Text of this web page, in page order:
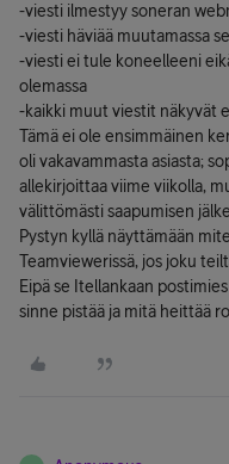
-viesti ilmestyy soneran
-viesti häviää muutamassa
-viesti ei tule koneelleeni
olemassa
-kaikki muut viestit näkyvät
Tämä ei ole ensimmäinen
oli vakavammasta asiasta;
allekirjoittaa viime viikolla,
välittömästi saapumisen
Pystyn kyllä näyttämään
Teamviewerissä, jos joku
Eipä se Itellankaan
sinne pistää ja mitä heittää